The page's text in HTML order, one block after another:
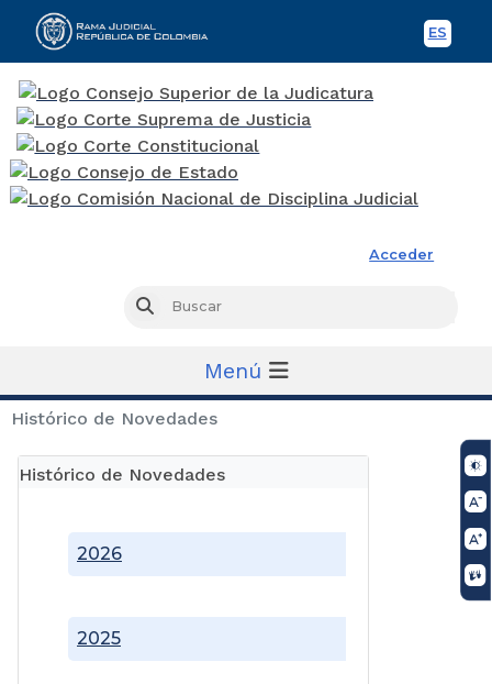
ES
Acceder
Buscar
Menú
Histórico de Novedades
Histórico de Novedades
2025
2026